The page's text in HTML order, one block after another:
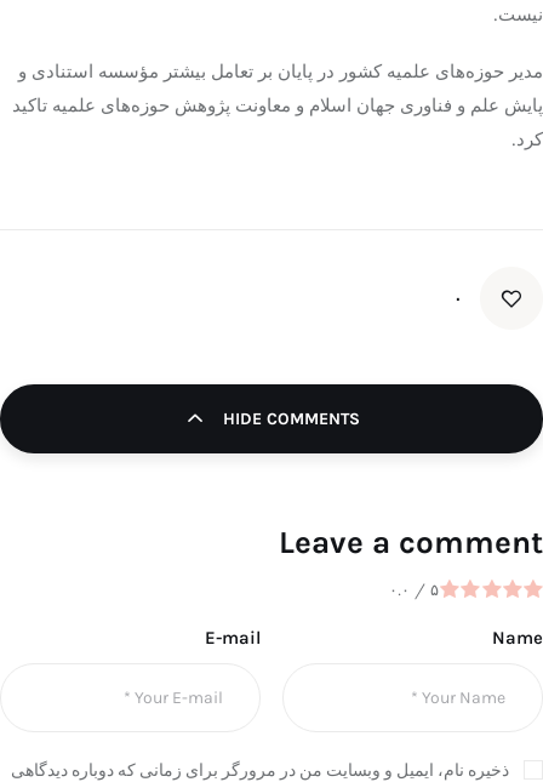
نیست.
مدیر حوزه‌های علمیه کشور در پایان بر تعامل بیشتر مؤسسه استنادی و
پایش علم و فناوری جهان اسلام و معاونت پژوهش حوزه‌های علمیه تاکید
کرد.
۰
HIDE COMMENTS
Leave a comment
۰.۰ / ۵
Name
E-mail
ذخیره نام، ایمیل و وبسایت من در مرورگر برای زمانی که دوباره دیدگاهی